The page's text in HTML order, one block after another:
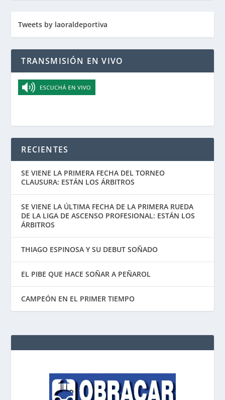
Tweets by laoraldeportiva
TRANSMISIÓN EN VIVO
RECIENTES
SE VIENE LA PRIMERA FECHA DEL TORNEO
CLAUSURA: ESTÁN LOS ÁRBITROS
SE VIENE LA ÚLTIMA FECHA DE LA PRIMERA RUEDA
DE LA LIGA DE ASCENSO PROFESIONAL: ESTÁN LOS
ÁRBITROS
THIAGO ESPINOSA Y SU DEBUT SOÑADO
EL PIBE QUE HACE SOÑAR A PEÑAROL
CAMPEÓN EN EL PRIMER TIEMPO